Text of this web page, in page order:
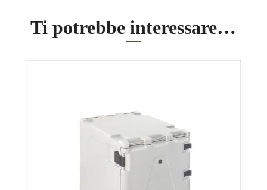
Ti potrebbe interessare…